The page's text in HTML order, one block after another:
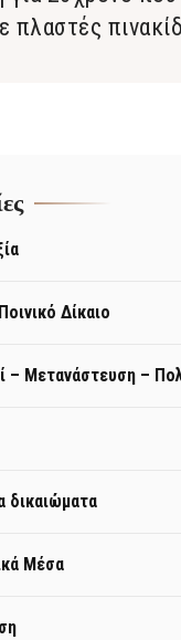
πλαστές
Δίκαιο
– Μετανάστευση –
δικαιώματα
Μέσα